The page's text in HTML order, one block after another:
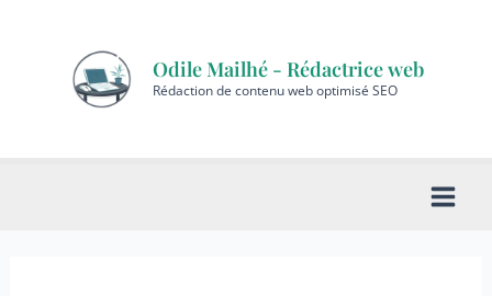
Odile Mailhé - Rédactrice web
Rédaction de contenu web optimisé SEO
Main